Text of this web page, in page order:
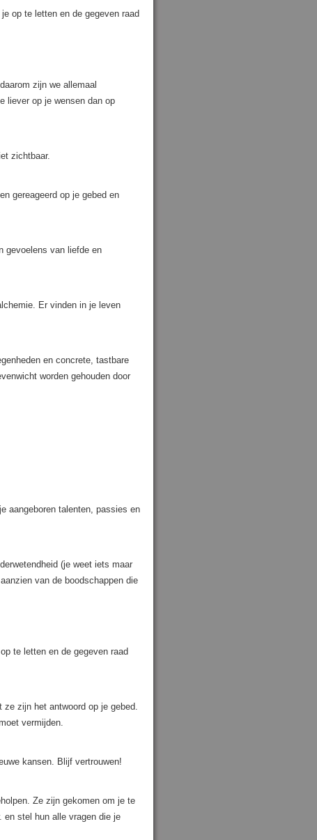
op te letten en de gegeven raad
zijn we allemaal
liever op je wensen dan op
zichtbaar.
gereageerd op je gebed en
gevoelens van liefde en
Er vinden in je leven
en concrete, tastbare
worden gehouden door
aangeboren talenten, passies en
(je weet iets maar
van de boodschappen die
te letten en de gegeven raad
ze zijn het antwoord op je gebed.
vermijden.
kansen. Blijf vertrouwen!
Ze zijn gekomen om je te
en stel hun alle vragen die je